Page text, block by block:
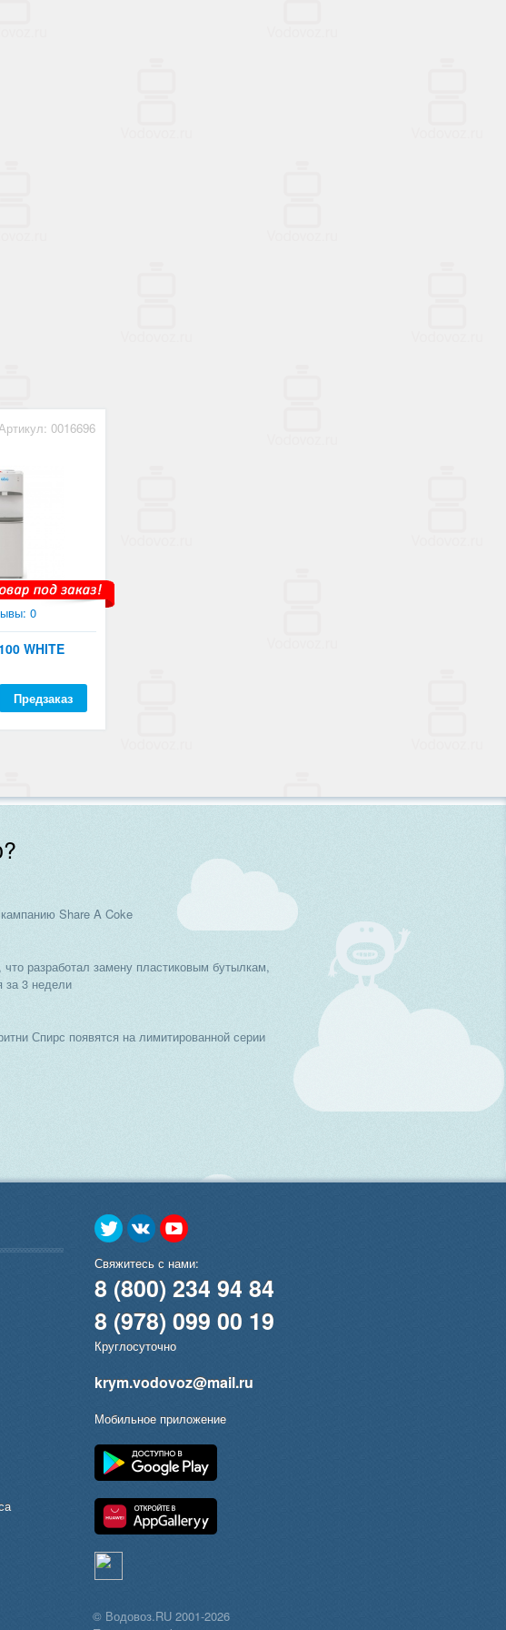
0016696
0
WHITE
Предзаказ
Share A Coke
разработал замену пластиковым бутылкам,
за 3 недели
Спирс появятся на лимитированной серии
Свяжитесь с нами:
8 (800) 234 94 84
8 (978) 099 00 19
Круглосуточно
krym.vodovoz@mail.ru
Мобильное приложение
© Водовоз.RU 2001-2026